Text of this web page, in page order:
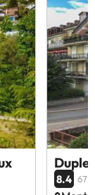
por parte del
8.4 67